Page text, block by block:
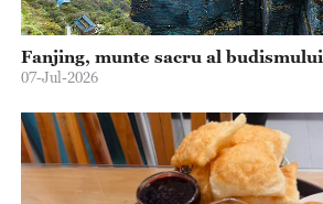
Fanjing, munte sacru al budismului
07-Jul-2026